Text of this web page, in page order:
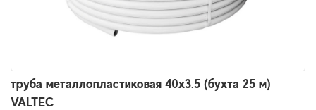
труба металлопластиковая 40x3.5 (бухта 25 м)
VALTEC